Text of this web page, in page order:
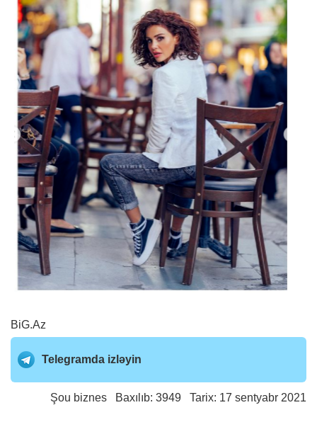
BiG.Az
Telegramda izləyin
Şou biznes Baxılıb: 3949 Tarix: 17 sentyabr 2021